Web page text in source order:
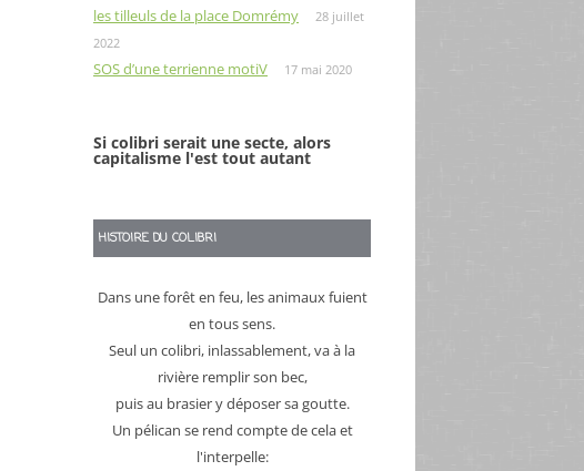
les tilleuls de la place Domrémy
28 juillet
2022
SOS d’une terrienne motiV 17 mai 2020
Si colibri serait une secte, alors
capitalisme l'est tout autant
HISTOIRE DU COLIBRI
Dans une forêt en feu, les animaux fuient
en tous sens.
Seul un colibri, inlassablement, va à la
rivière remplir son bec,
puis au brasier y déposer sa goutte.
Un pélican se rend compte de cela et
l'interpelle: